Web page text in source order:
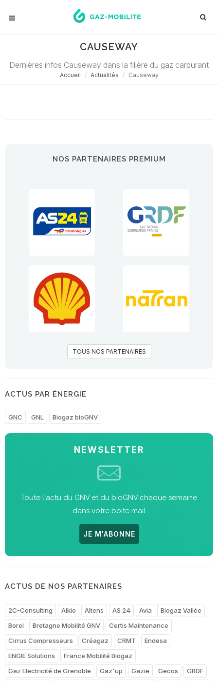
CAUSEWAY
Dernières infos Causeway dans la filière du gaz carburant
Accueil Actualités Causeway
NOS PARTENAIRES PREMIUM
TOUS NOS PARTENAIRES
ACTUS PAR ÉNERGIE
GNC GNL Biogaz bioGNV
NEWSLETTER
Toute l'actu du GNV et du bioGNV chaque semaine
dans votre boite mail
JE M'ABONNE
ACTUS DE NOS PARTENAIRES
2C-Consulting Alkio Altens AS 24 Avia
Biogaz Vallée
Borel
Bretagne Mobilité GNV
Certis Maintenance
Cirrus Compresseurs
Créagaz CRMT
Endesa
ENGIE Solutions
France Mobilité Biogaz
Gaz Electricité de Grenoble
Gaz'up Gazie Gecos
GRDF